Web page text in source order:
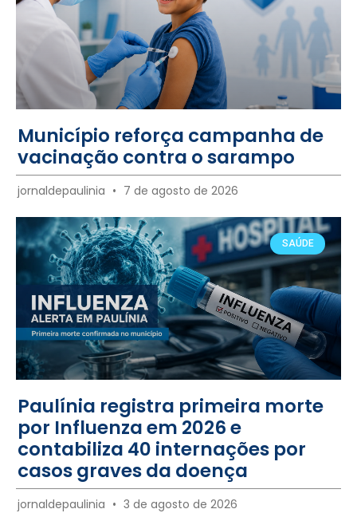
Município reforça campanha de
vacinação contra o sarampo
jornaldepaulinia 7 de agosto de 2026
SAÚDE
Paulínia registra primeira morte
por Influenza em 2026 e
contabiliza 40 internações por
casos graves da doença
jornaldepaulinia 3 de agosto de 2026